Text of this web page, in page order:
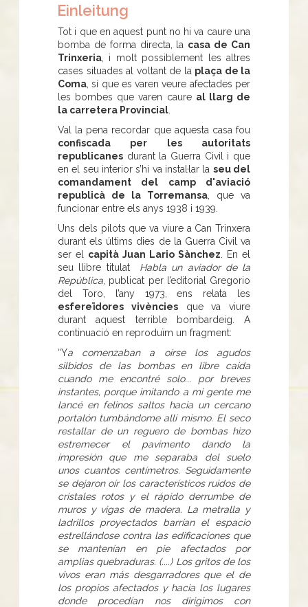
Einleitung
Tot i que en aquest punt no hi va caure una
bomba de forma directa, la casa de Can
Trinxeria , i molt possiblement les altres
cases situades al voltant de la plaça de la
Coma , sí que es varen veure afectades per
les bombes que varen caure al llarg de
la carretera Provincial
Val la pena recordar que aquesta casa fou
confiscada per les autoritats
republicanes durant la Guerra Civil i que
en el seu interior s’hi va instal·lar la seu del
comandament del camp d'aviació
republicà de la Torremansa , que va
funcionar entre els anys 1938 i 1939.
Uns dels pilots que va viure a Can Trinxera
durant els últims dies de la Guerra Civil va
ser el capità Juan Lario Sànchez . En el
seu llibre titulat Habla un aviador de la
República , publicat per l’editorial Gregorio
del Toro, l’any 1973, ens relata les
esfereïdores vivènciesque va viure
durant aquest terrible bombardeig. A
continuació en reproduïm un fragment:
“Ya comenzaban a oírse los agudos
silbidos de las bombas en libre caída
cuando me encontré solo... por breves
instantes, porque imitando a mi gente me
lancé en felinos saltos hacia un cercano
portalón tumbándome allí mismo. El seco
restallar de un reguero de bombas hizo
estremecer el pavimento dando la
impresión que me separaba del suelo
unos cuantos centímetros. Seguidamente
se dejaron oír los característicos ruidos de
cristales rotos y el rápido derrumbe de
muros y vigas de madera. La metralla y
ladrillos proyectados barrían el espacio
estrellándose contra las edificaciones que
se mantenían en pie afectados por
amplias quebraduras. (....) Los gritos de los
vivos eran más desgarradores que el de
los propios afectados y hacia los lugares
donde procedían nos dirigimos con